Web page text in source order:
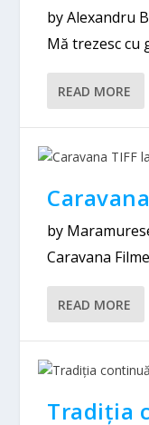
byAlexandru
Mă trezesc cu
READ MORE
by
Caravana
READ MORE
Tradiția